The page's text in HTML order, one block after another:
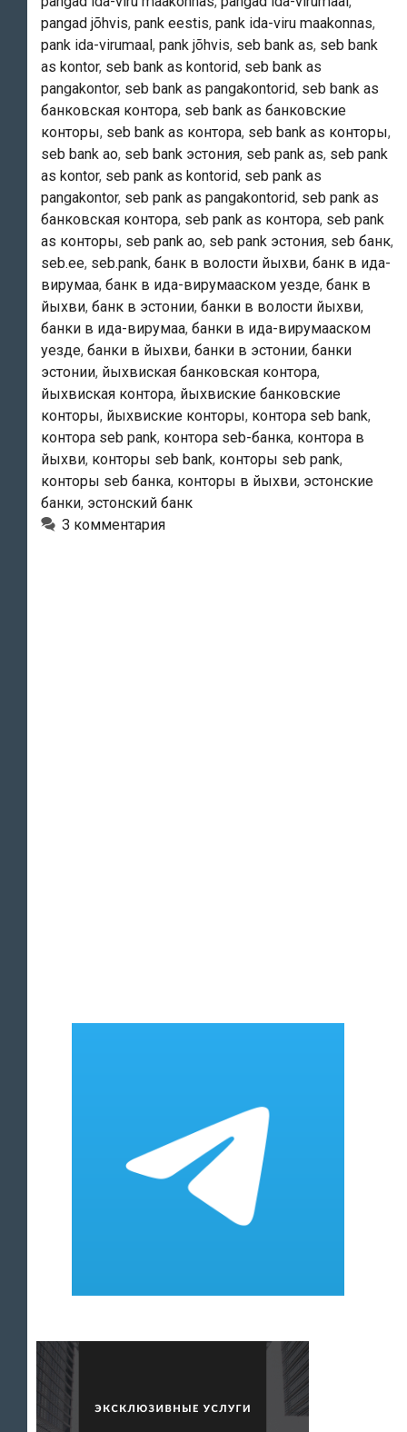
pangad jõhvis, pank eestis, pank ida-viru maakonnas,
pank ida-virumaal, pank jõhvis, seb bank as, seb bank
as kontor, seb bank as kontorid, seb bank as
pangakontor, seb bank as pangakontorid, seb bank as
банковская контора, seb bank as банковские
конторы, seb bank as контора, seb bank as конторы,
seb bank ао, seb bank эстония, seb pank as, seb pank
as kontor, seb pank as kontorid, seb pank as
pangakontor, seb pank as pangakontorid, seb pank as
банковская контора, seb pank as контора, seb pank
as конторы, seb pank ао, seb pank эстония, seb банк,
seb.ee, seb.pank, банк в волости йыхви, банк в ида-
вирумаа, банк в ида-вирумааском уезде, банк в
йыхви, банк в эстонии, банки в волости йыхви,
банки в ида-вирумаа, банки в ида-вирумааском
уезде, банки в йыхви, банки в эстонии, банки
эстонии, йыхвиская банковская контора,
йыхвиская контора, йыхвиские банковские
конторы, йыхвиские конторы, контора seb bank,
контора seb pank, контора seb-банка, контора в
йыхви, конторы seb bank, конторы seb pank,
конторы seb банка, конторы в йыхви, эстонские
банки, эстонский банк
3 комментария